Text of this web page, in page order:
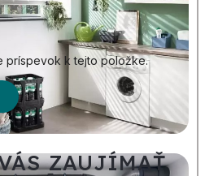
príspevok k tejto položke.
ZAUJÍMAŤ